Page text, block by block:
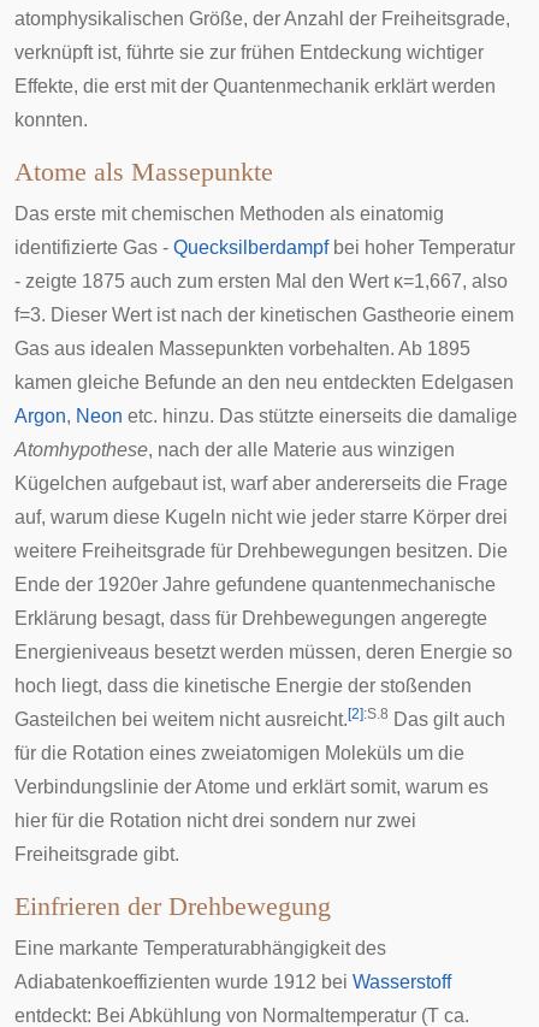
atomphysikalischen Größe, der Anzahl der Freiheitsgrade,
verknüpft ist, führte sie zur frühen Entdeckung wichtiger
Effekte, die erst mit der Quantenmechanik erklärt werden
konnten.
Atome als Massepunkte
Das erste mit chemischen Methoden als einatomig
identifizierte Gas - Quecksilberdampfbei hoher Temperatur
- zeigte 1875 auch zum ersten Mal den Wert κ=1,667, also
f=3. Dieser Wert ist nach der kinetischen Gastheorie einem
Gas aus idealen Massepunkten vorbehalten. Ab 1895
kamen gleiche Befunde an den neu entdeckten Edelgasen
Argon, Neon etc. hinzu. Das stützte einerseits die damalige
Atomhypothese, nach der alle Materie aus winzigen
Kügelchen aufgebaut ist, warf aber andererseits die Frage
auf, warum diese Kugeln nicht wie jeder starre Körper drei
weitere Freiheitsgrade für Drehbewegungen besitzen. Die
Ende der 1920er Jahre gefundene quantenmechanische
Erklärung besagt, dass für Drehbewegungen angeregte
Energieniveaus besetzt werden müssen, deren Energie so
hoch liegt, dass die kinetische Energie der stoßenden
Gasteilchen bei weitem nicht ausreicht. [2]:S.8 Das gilt auch
für die Rotation eines zweiatomigen Moleküls um die
Verbindungslinie der Atome und erklärt somit, warum es
hier für die Rotation nicht drei sondern nur zwei
Freiheitsgrade gibt.
Einfrieren der Drehbewegung
Eine markante Temperaturabhängigkeit des
Adiabatenkoeffizienten wurde 1912 bei Wasserstoff
entdeckt: Bei Abkühlung von Normaltemperatur (T ca.